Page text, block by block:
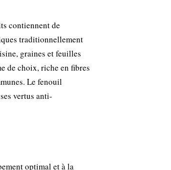
contiennent de
traditionnellement
graines et feuilles
de choix, riche en fibres
Le fenouil
vertus anti-
optimal et à la